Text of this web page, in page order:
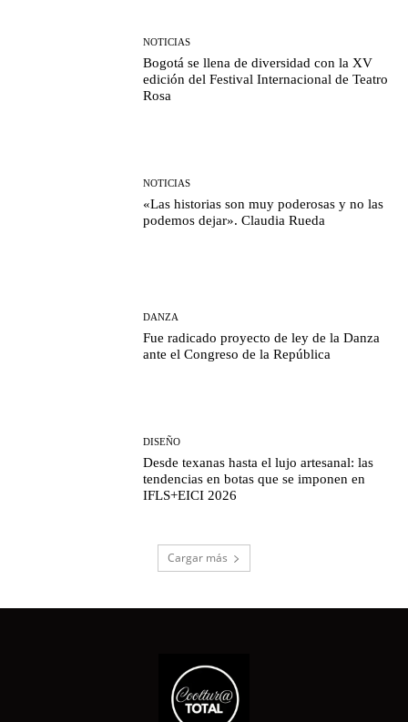
NOTICIAS
Bogotá se llena de diversidad con la XV
edición del Festival Internacional de Teatro
Rosa
NOTICIAS
«Las historias son muy poderosas y no las
podemos dejar». Claudia Rueda
DANZA
Fue radicado proyecto de ley de la Danza
ante el Congreso de la República
DISEÑO
Desde texanas hasta el lujo artesanal: las
tendencias en botas que se imponen en
IFLS+EICI 2026
Cargar más